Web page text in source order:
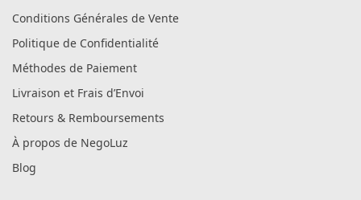
Conditions Générales de Vente
Politique de Confidentialité
Méthodes de Paiement
Livraison et Frais d’Envoi
Retours & Remboursements
À propos de NegoLuz
Blog